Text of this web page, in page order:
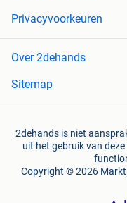
Privacyvoorkeuren
Over 2dehands
Sitemap
2dehands is niet
uit het gebruik van
Copyright © 2026